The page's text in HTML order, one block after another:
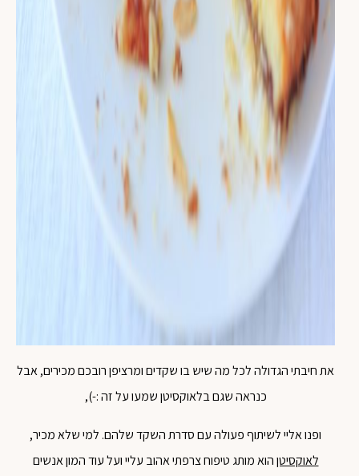
את חיבתי הגדולה לכל מה שיש בו שקדים ומרציפן רובכם מכירים, אבל
כנראה שגם בלאוקסיטן שמעו על זה :-),
ופנו אליי לשיתוף פעולה עם סדרת השקד שלהם. למי שלא מכיר,
לאוקסיטןהוא מותג טיפוח צרפתי אהוב עליי ועל עוד המון אנשים